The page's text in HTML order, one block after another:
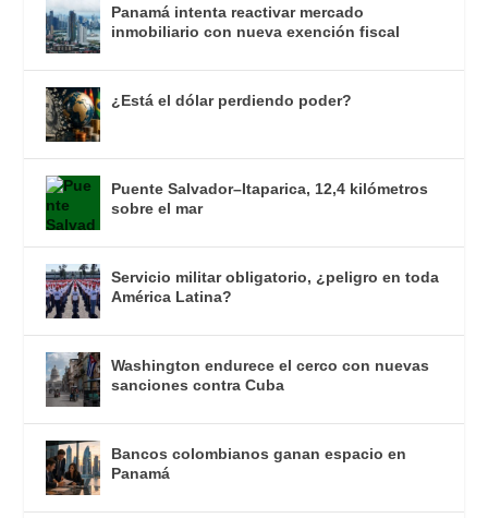
Panamá intenta reactivar mercado
inmobiliario con nueva exención fiscal
¿Está el dólar perdiendo poder?
Puente Salvador–Itaparica, 12,4 kilómetros
sobre el mar
Servicio militar obligatorio, ¿peligro en toda
América Latina?
Washington endurece el cerco con nuevas
sanciones contra Cuba
Bancos colombianos ganan espacio en
Panamá